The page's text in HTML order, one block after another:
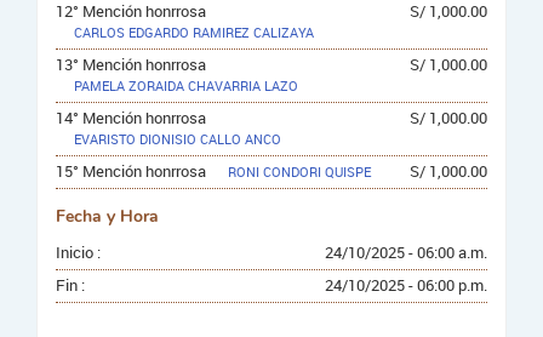
12° Mención honrrosa S/ 1,000.00
CARLOS EDGARDO RAMIREZ CALIZAYA
13° Mención honrrosa S/ 1,000.00
PAMELA ZORAIDA CHAVARRIA LAZO
14° Mención honrrosa S/ 1,000.00
EVARISTO DIONISIO CALLO ANCO
15° Mención honrrosa S/ 1,000.00
RONI CONDORI QUISPE
Fecha y Hora
Inicio :
24/10/2025 - 06:00 a.m.
Fin :
24/10/2025 - 06:00 p.m.